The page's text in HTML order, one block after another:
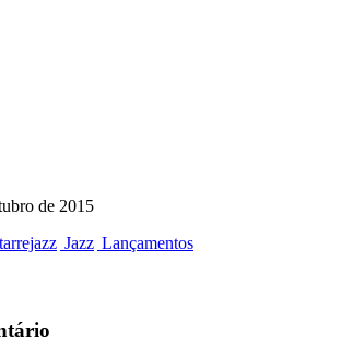
de 2015
Jazz Lançamentos